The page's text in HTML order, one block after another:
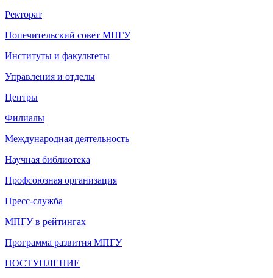
Ректорат
Попечительский совет МПГУ
Институты и факультеты
Управления и отделы
Центры
Филиалы
Международная деятельность
Научная библиотека
Профсоюзная организация
Пресс-служба
МПГУ в рейтингах
Программа развития МПГУ
ПОСТУПЛЕНИЕ